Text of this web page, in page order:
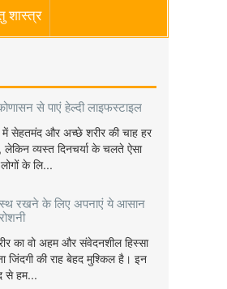
शास्त्र
से पाएं हेल्दी लाइफस्टाइल
और अच्छे शरीर की चाह हर
व्यस्त दिनचर्या के चलते ऐसा
के लि...
रखने के लिए अपनाएं ये आसान
का वो अहम और संवेदनशील हिस्सा
जिंदगी की राह बेहद मुश्किल है। इन
से हम...